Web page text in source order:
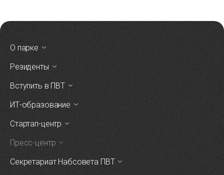
О парке
Резиденты
Вступить в ПВТ
ИТ-образование
Стартап-центр
Пресс-центр
Секретариат Набсовета ПВТ